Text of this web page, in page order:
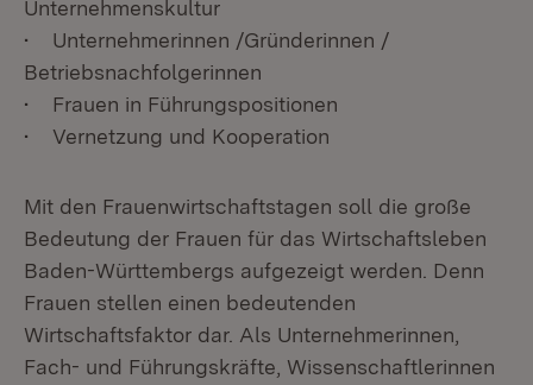
Unternehmenskultur
• Unternehmerinnen /Gründerinnen /
Betriebsnachfolgerinnen
• Frauen in Führungspositionen
• Vernetzung und Kooperation
Mit den Frauenwirtschaftstagen soll die große
Bedeutung der Frauen für das Wirtschaftsleben
Baden-Württembergs aufgezeigt werden. Denn
Frauen stellen einen bedeutenden
Wirtschaftsfaktor dar. Als Unternehmerinnen,
Fach- und Führungskräfte, Wissenschaftlerinnen